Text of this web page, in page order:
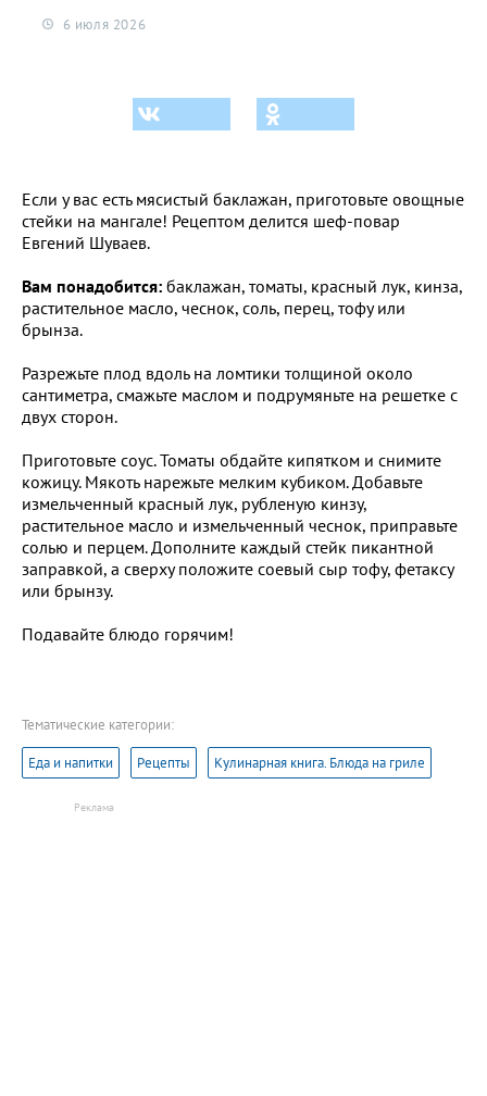
6 июля 2026
Если у вас есть мясистый баклажан, приготовьте овощные
стейки на мангале! Рецептом делится шеф-повар
Евгений Шуваев.
Вам понадобится: баклажан, томаты, красный лук, кинза,
растительное масло, чеснок, соль, перец, тофу или
брынза.
Разрежьте плод вдоль на ломтики толщиной около
сантиметра, смажьте маслом и подрумяньте на решетке с
двух сторон.
Приготовьте соус. Томаты обдайте кипятком и снимите
кожицу. Мякоть нарежьте мелким кубиком. Добавьте
измельченный красный лук, рубленую кинзу,
растительное масло и измельченный чеснок, приправьте
солью и перцем. Дополните каждый стейк пикантной
заправкой, а сверху положите соевый сыр тофу, фетаксу
или брынзу.
Подавайте блюдо горячим!
Тематические категории:
Еда и напитки Рецепты Кулинарная книга. Блюда на гриле